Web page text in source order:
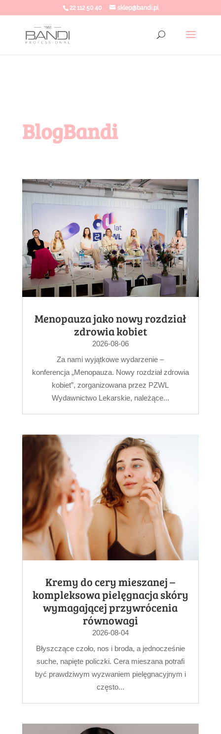
22 112 50 40 sklep@bandi.pl
BlogBandi
Menopauza jako nowy rozdział
zdrowia kobiet
2026-08-06
Za nami wyjątkowe wydarzenie –
konferencja „Menopauza. Nowy rozdział zdrowia
kobiet”, zorganizowana przez PZWL
Wydawnictwo Lekarskie, należące...
Kremy do cery mieszanej –
kompleksowa pielęgnacja skóry
wymagającej przywrócenia
równowagi
2026-08-04
Błyszczące czoło, nos i broda, a jednocześnie
suche, napięte policzki. Cera mieszana potrafi
być prawdziwym wyzwaniem pielęgnacyjnym i
często...